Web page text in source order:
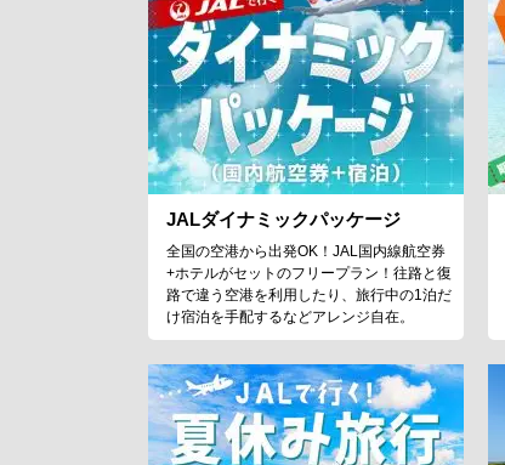
JALダイナミックパッケージ
全国の空港から出発OK！JAL国内線航空券
+ホテルがセットのフリープラン！往路と復
路で違う空港を利用したり、旅行中の1泊だ
け宿泊を手配するなどアレンジ自在。